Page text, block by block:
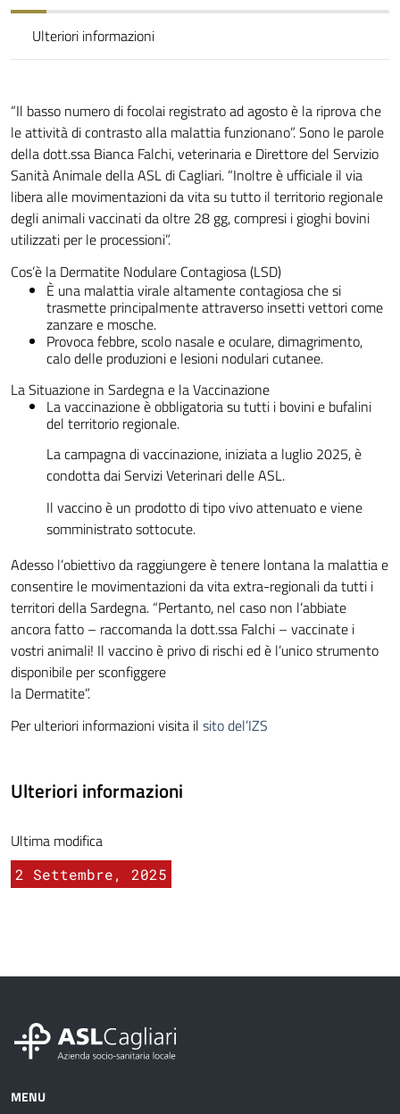
Ulteriori informazioni
“Il basso numero di focolai registrato ad agosto è la riprova che
le attività di contrasto alla malattia funzionano”. Sono le parole
della dott.ssa Bianca Falchi, veterinaria e Direttore del Servizio
Sanità Animale della ASL di Cagliari. “Inoltre è ufficiale il via
libera alle movimentazioni da vita su tutto il territorio regionale
degli animali vaccinati da oltre 28 gg, compresi i gioghi bovini
utilizzati per le processioni”.
Cos’è la Dermatite Nodulare Contagiosa (LSD)
È una malattia virale altamente contagiosa che si
trasmette principalmente attraverso insetti vettori come
zanzare e mosche.
Provoca febbre, scolo nasale e oculare, dimagrimento,
calo delle produzioni e lesioni nodulari cutanee.
La Situazione in Sardegna e la Vaccinazione
La vaccinazione è obbligatoria su tutti i bovini e bufalini
del territorio regionale.
La campagna di vaccinazione, iniziata a luglio 2025, è
condotta dai Servizi Veterinari delle ASL.
Il vaccino è un prodotto di tipo vivo attenuato e viene
somministrato sottocute.
Adesso l’obiettivo da raggiungere è tenere lontana la malattia e
consentire le movimentazioni da vita extra-regionali da tutti i
territori della Sardegna. “Pertanto, nel caso non l’abbiate
ancora fatto – raccomanda la dott.ssa Falchi – vaccinate i
vostri animali! Il vaccino è privo di rischi ed è l’unico strumento
disponibile per sconfiggere
la Dermatite”.
Per ulteriori informazioni visita il sito del’IZS
Ulteriori informazioni
Ultima modifica
2 Settembre, 2025
MENU